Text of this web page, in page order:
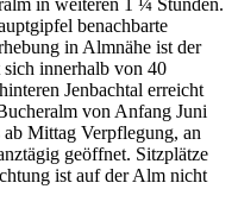
benachbarte
in Almnähe ist der
innerhalb von 40
Jenbachtal erreicht
von Anfang Juni
Mittag Verpflegung, an
geöffnet. Sitzplätze
ist auf der Alm nicht